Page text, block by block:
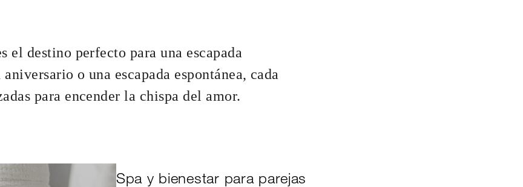
al momento de reservar. Podrían aplicarse bloqueos de fechas y otras restricciones.
para dos en Elena
el destino perfecto para una escapada
o una escapada espontánea, cada
para encender la chispa del amor.
Spa y bienestar para parejas